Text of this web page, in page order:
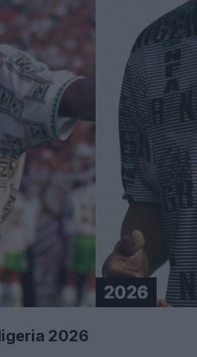
2026